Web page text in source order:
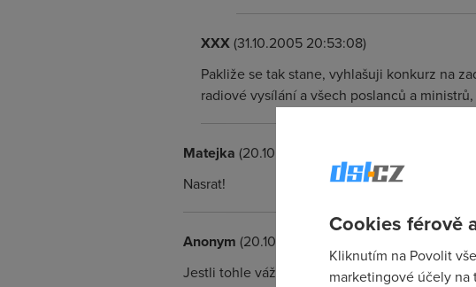
XXX(31.10.2005 20:53:08)
Pakliže se tak stane, vyhlašuji konkurz na
radiové vysílání a všech poslanců a
Matejka (20.10.2005 08:18:09)
Nasrat!
Anonym (20.10.2005 08:25:29)
Jestli tohle vážně projde, tak začnu už tvrdit -
Cookies férově
Kliknutím na Povolit
marketingové účely